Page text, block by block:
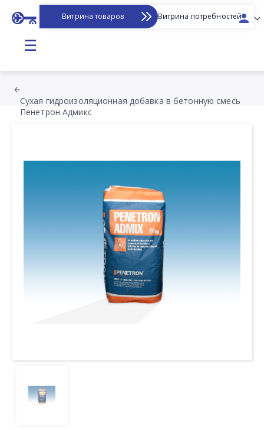
Витрина товаров Витрина потребностей
☰
Сухая гидроизоляционная добавка в бетонную смесь
Пенетрон Адмикс